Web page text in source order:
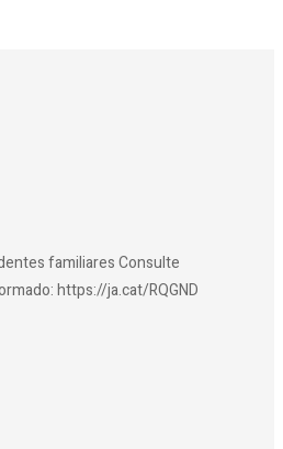
familiares Consulte
https://ja.cat/RQGND